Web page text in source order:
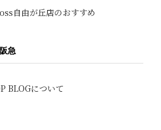
自由が丘店のおすすめ
急
BLOGについて